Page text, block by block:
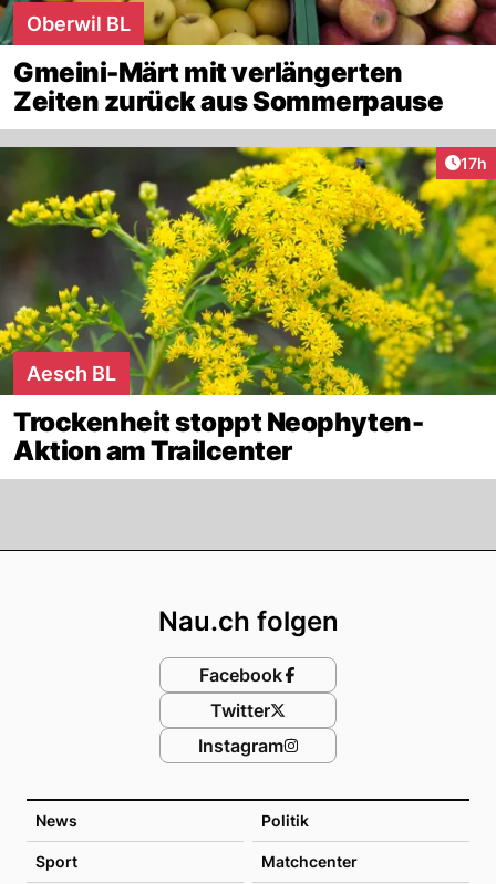
Oberwil BL
Gmeini-Märt mit verlängerten
Zeiten zurück aus Sommerpause
17h
Aesch BL
Trockenheit stoppt Neophyten-
Aktion am Trailcenter
News Politik
Sport Matchcenter
Nau.ch folgen
Facebook
Twitter
Instagram